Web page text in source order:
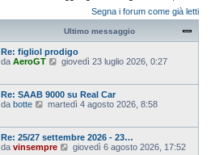
Segna i forum come già letti
Ultimo messaggio
Re: figliol prodigo
da AeroGT
V
i
u
l
i
m
o
giovedì 23 luglio 2026, 0:27
Re: SAAB 9000 su Real Car
da botte
V
u
l
martedì 4 agosto 2026, 8:58
Re: 25/27 settembre 2026 - 23…
da vinsempre
Vgiovedì 6 agosto 2026, 17:52